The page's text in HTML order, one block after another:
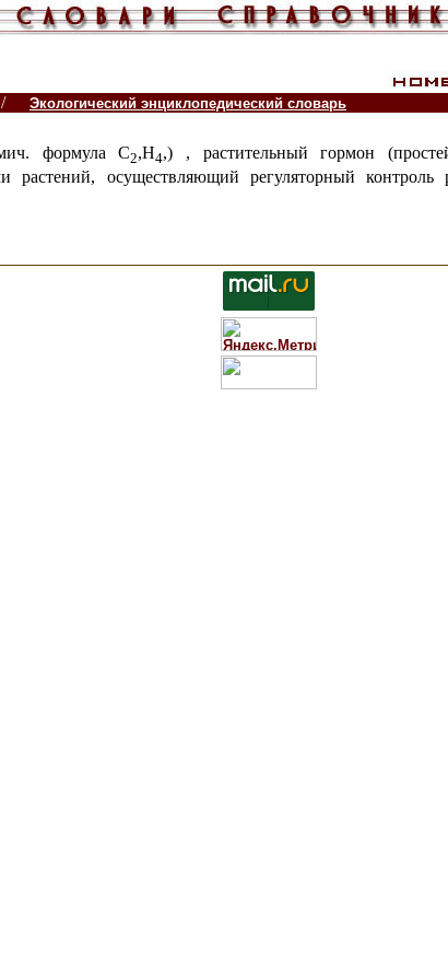
/ Экологический энциклопедический словарь
формула С2,Н4,) , растительный гормон
растений, осуществляющий регуляторный контроль